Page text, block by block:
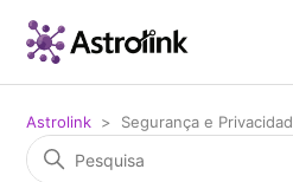
Astrolink Segurança e